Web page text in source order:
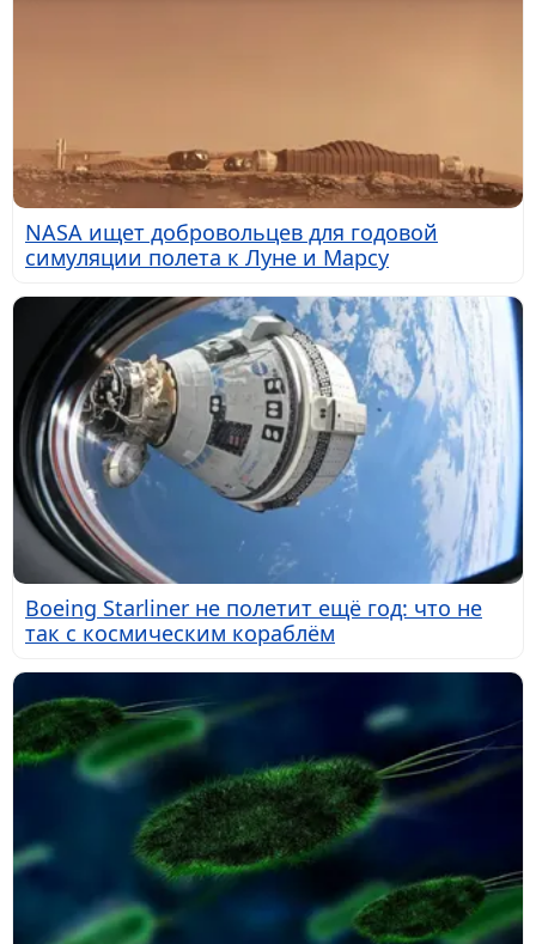
NASA ищет добровольцев для годовой
симуляции полета к Луне и Марсу
Boeing Starliner не полетит ещё год: что не
так с космическим кораблём